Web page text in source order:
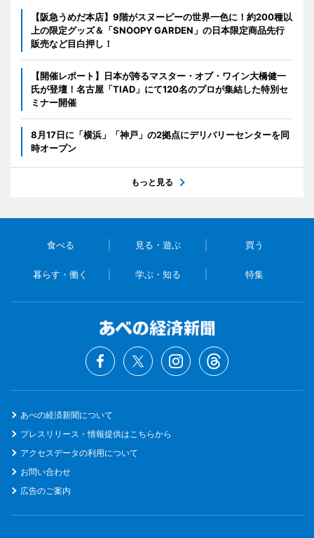
【阪急うめだ本店】9階がスヌーピーの世界一色に！約200種以
上の限定グッズ＆「SNOOPY GARDEN」の日本限定商品先行
販売など目白押し！
【開催レポート】日本が誇るマスター・オブ・ワイン大橋健一
氏が登壇！名古屋「TIAD」にて120名のプロが集結した特別セ
ミナー開催
8月17日に「横浜」「神戸」の2拠点にデリバリーセンターを同
時オープン
もっと見る
食べる 見る・遊ぶ 買う
暮らす・働く 学ぶ・知る 特集
あべの経済新聞について
プレスリリース・情報提供はこちらから
アクセスデータの利用について
お問い合わせ
広告のご案内